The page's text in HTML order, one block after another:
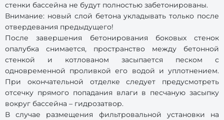
стенки бассейна не будут полностью забетонированы.
Внимание: новый слой бетона укладывать только после
отвердевания предыдущего!
После завершения бетонирования боковых стенок
опалубка снимается, пространство между бетонной
стенкой и котлованом засыпается песком с
одновременной проливкой его водой и уплотнением.
При окончательной отделке следует предусмотреть
отсечку прямого попадания влаги в песчаную засыпку
вокруг бассейна – гидрозатвор.
В случае размещения фильтровальной установки на